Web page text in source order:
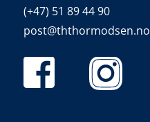
(+47) 51 89 44 90
post@ththormodsen.no